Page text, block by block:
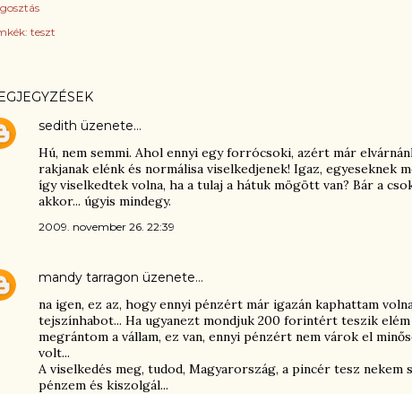
teszt
sedith üzenete…
Hú, nem semmi. Ahol ennyi egy forrócsoki, azért már
rakjanak elénk és normálisa viselkedjenek! Igaz, egyeseknek
így viselkedtek volna, ha a tulaj a hátuk mögött van? Bár a
akkor... úgyis mindegy.
2009. november 26. 22:39
mandy tarragon üzenete…
na igen, ez az, hogy ennyi pénzért már igazán kaphattam
tejszínhabot... Ha ugyanezt mondjuk 200 forintért teszik
megrántom a vállam, ez van, ennyi pénzért nem várok el
volt...
A viselkedés meg, tudod, Magyarország, a pincér tesz nekem
pénzem és kiszolgál...